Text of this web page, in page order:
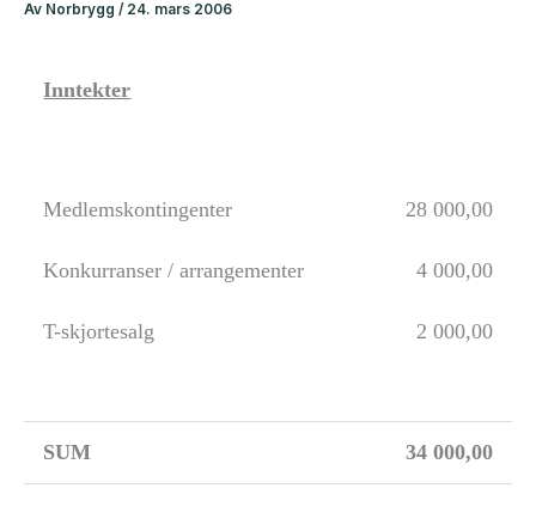
Av Norbrygg / 24. mars 2006
Inntekter
Medlemskontingenter 28 000,00
Konkurranser / arrangementer 4 000,00
T-skjortesalg 2 000,00
SUM 34 000,00